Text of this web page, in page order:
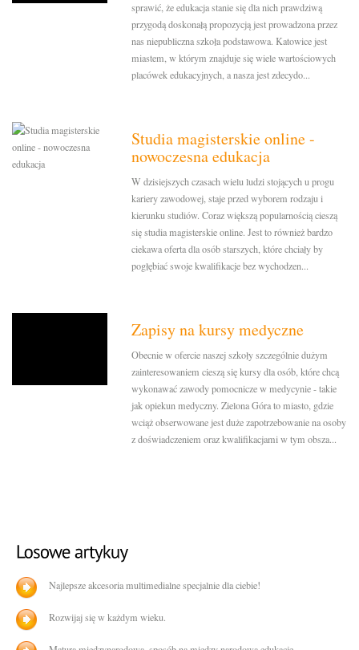
sprawić, że edukacja stanie się dla nich prawdziwą
przygodą doskonałą propozycją jest prowadzona przez
nas niepubliczna szkoła podstawowa. Katowice jest
miastem, w którym znajduje się wiele wartościowych
placówek edukacyjnych, a nasza jest zdecydo...
Studia magisterskie online -
nowoczesna edukacja
W dzisiejszych czasach wielu ludzi stojących u progu
kariery zawodowej, staje przed wyborem rodzaju i
kierunku studiów. Coraz większą popularnością cieszą
się studia magisterskie online. Jest to również bardzo
ciekawa oferta dla osób starszych, które chciały by
pogłębiać swoje kwalifikacje bez wychodzen...
Zapisy na kursy medyczne
Obecnie w ofercie naszej szkoły szczególnie dużym
zainteresowaniem cieszą się kursy dla osób, które chcą
wykonawać zawody pomocnicze w medycynie - takie
jak opiekun medyczny. Zielona Góra to miasto, gdzie
wciąż obserwowane jest duże zapotrzebowanie na osoby
z doświadczeniem oraz kwalifikacjami w tym obsza...
Najlepsze akcesoria multimedialne specjalnie dla ciebie!
Rozwijaj się w każdym wieku.